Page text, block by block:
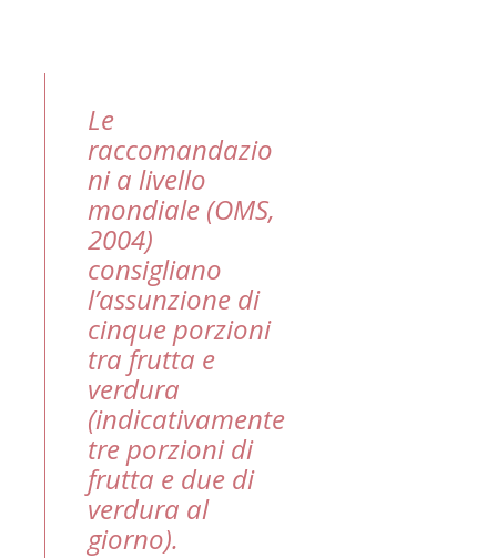
Le
raccomandazio
ni a livello
mondiale (OMS,
2004)
consigliano
l’assunzione di
cinque porzioni
tra frutta e
verdura
(indicativamente
tre porzioni di
frutta e due di
verdura al
giorno).